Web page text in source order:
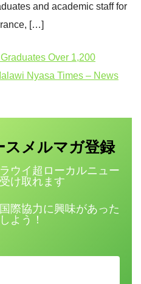
and academic staff for
[…]
Over 1,200
Nyasa Times – News
ス メルマガ登録
ウイ超ローカルニュー
け取れます
際協力に興味があった
よう！